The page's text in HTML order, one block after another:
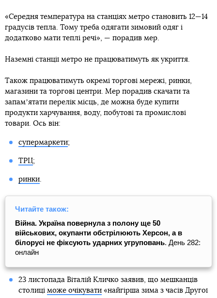
«Середня температура на станціях метро становить 12—14
градусів тепла. Тому треба одягати зимовий одяг і
додатково мати теплі речі», — порадив мер.
Наземні станції метро не працюватимуть як укриття.
Також працюватимуть окремі торгові мережі, ринки,
магазини та торгові центри. Мер порадив скачати та
запамʼятати перелік місць, де можна буде купити
продукти харчування, воду, побутові та промислові
товари. Ось він:
супермаркети;
ТРЦ;
ринки.
Читайте також:
Війна. Україна повернула з полону ще 50
військових, окупанти обстрілюють Херсон, а в
білорусі не фіксують ударних угруповань. День 282:
онлайн
23 листопада Віталій Кличко заявив, що мешканців
столиці може очікувати«найгірша зима з часів Другої